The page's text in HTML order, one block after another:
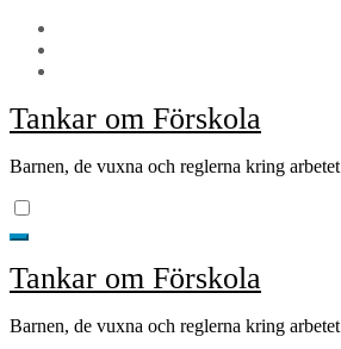
Tankar om Förskola
Barnen, de vuxna och reglerna kring arbetet
Tankar om Förskola
Barnen, de vuxna och reglerna kring arbetet